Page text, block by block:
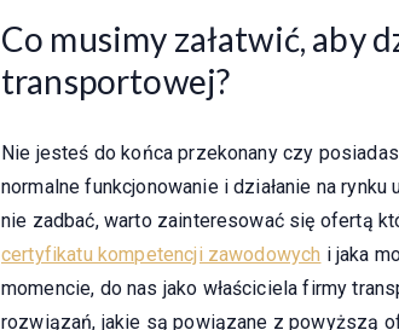
Co musimy załatwić, aby
transportowej?
Nie jesteś do końca przekonany czy
normalne funkcjonowanie i działanie na
nie zadbać, warto zainteresować się ofertą
certyfikatu kompetencji zawodowych i jaka
momencie, do nas jako właściciela firmy
rozwiązań, jakie są powiązane z powyższą